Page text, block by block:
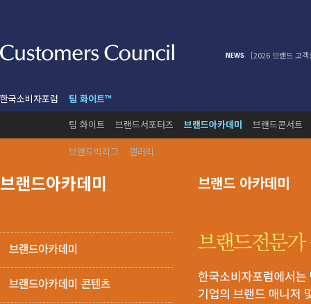
[2026 브랜드 고
한국소비자포럼
팀 화이트™
팀 화이트
브랜드서포터즈 브랜드아카데미 브랜드콘서트
브랜드빅리그 갤러리
브랜드아카데미 브랜드 아카데미